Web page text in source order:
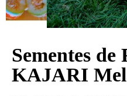
Sementes de
KAJARI